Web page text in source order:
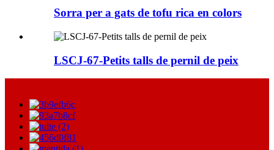
Sorra per a gats de tofu rica en colors
LSCJ-67-Petits talls de pernil de peix